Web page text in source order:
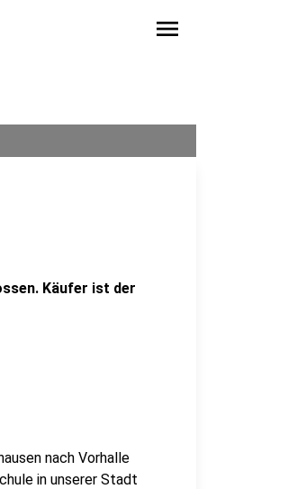
menu
Käufer ist der
nach Vorhalle
in unserer Stadt